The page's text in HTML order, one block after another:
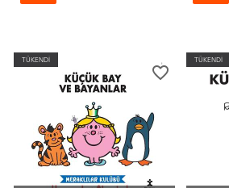
TÜKENDİ
favorite_border
TÜKENDİ